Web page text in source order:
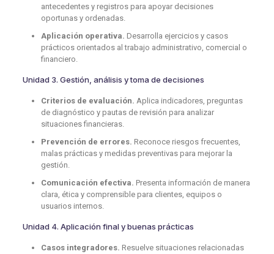
antecedentes y registros para apoyar decisiones
oportunas y ordenadas.
Aplicación operativa. Desarrolla ejercicios y casos
prácticos orientados al trabajo administrativo, comercial o
financiero.
Unidad 3. Gestión, análisis y toma de decisiones
Criterios de evaluación. Aplica indicadores, preguntas
de diagnóstico y pautas de revisión para analizar
situaciones financieras.
Prevención de errores. Reconoce riesgos frecuentes,
malas prácticas y medidas preventivas para mejorar la
gestión.
Comunicación efectiva. Presenta información de manera
clara, ética y comprensible para clientes, equipos o
usuarios internos.
Unidad 4. Aplicación final y buenas prácticas
Casos integradores. Resuelve situaciones relacionadas